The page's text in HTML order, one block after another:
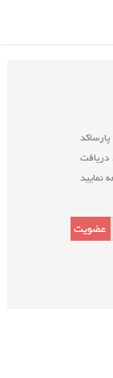
دریافت
نمایید